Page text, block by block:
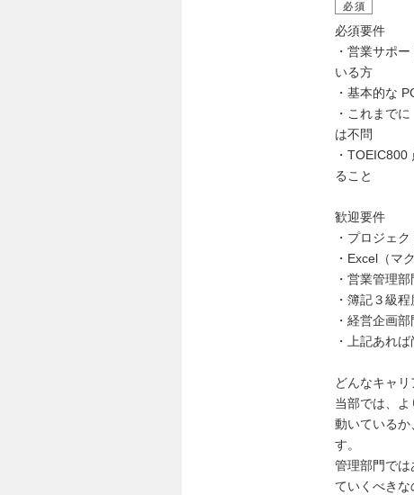
必須
必須要件
・営業サポ
いる方
・基本的な
・これまで
は不問
・
ること
歓迎要件
・プロジェ
・Excel（マ
・営業管理
・簿記３級
・経営企画
・上記あれ
どんなキャ
当部では、
動いているか
す。
管理部門で
ていくべきな